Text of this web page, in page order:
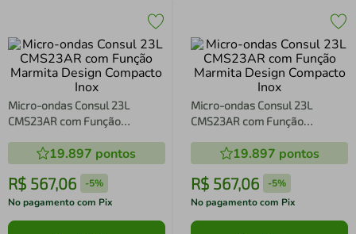
Micro-ondas Consul 23L
CMS23AR com Função
19.897 pontos
R$ 567,06 -5%
No pagamento com Pix
Micro-ondas Consul 23L
CMS23AR com Função
19.897 pontos
R$ 567,06 -5%
No pagamento com Pix